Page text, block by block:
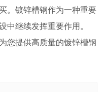
。镀锌槽钢作为一种重要
中继续发挥重要作用。
您提供高质量的镀锌槽钢